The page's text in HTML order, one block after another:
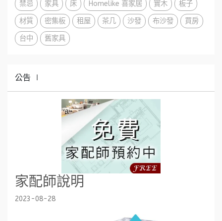
禁忌 家具 床 Homelike 喜家居 實木 板子
材質 密集板 租屋 茶几 沙發 布沙發 買房
台中 舊家具
公告 ∣
家配師說明
2023-08-28